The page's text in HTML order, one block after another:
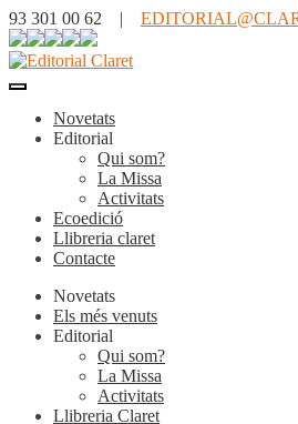
93 301 00 62 |
Novetats
Editorial
Qui som?
La Missa
Activitats
Ecoedició
Llibreria claret
Contacte
Novetats
Els més venuts
Editorial
Qui som?
La Missa
Activitats
Llibreria Claret